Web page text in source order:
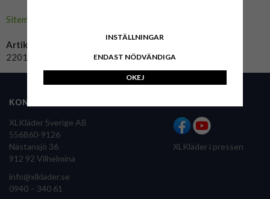
Sitemap »
Artikelnummer:
220100-1010
KONTAKTA OSS
XLKläder Sverige AB
556860-9126
Nästansjö 36
912 92 Vilhelmina
info@xlklader.se
0940 – 340 61
XLKläder i pressen
INSTÄLLNINGAR
ENDAST NÖDVÄNDIGA
OKEJ